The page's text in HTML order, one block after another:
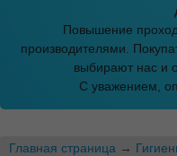
Повышение
производителями.
выбирают нас и
С уважением,
Главная страница →